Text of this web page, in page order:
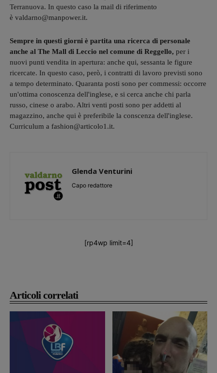
Articoli correlati
Terranuova. In questo caso la mail di riferimento
è valdarno@manpower.it.
Sempre in questi giorni è partita una ricerca di personale
anche al The Mall di Leccio nel comune di Reggello, per i
nuovi punti vendita in apertura: anche qui, sessanta le figure
ricercate. In questo caso, però, i contratti di lavoro previsti sono
a tempo determinato. Quaranta posti sono per commessi: occorre
un'ottima conoscenza dell'inglese, e si cerca anche chi parla
russo, cinese o arabo. Altri venti posti sono per addetti al
magazzino, anche qui è preferibile la conscenza dell'inglese.
Curriculum a fashion@articolo1.it.
Glenda Venturini
Capo redattore
[rp4wp limit=4]